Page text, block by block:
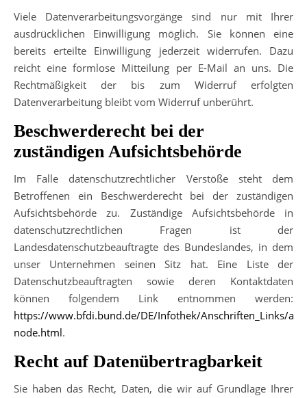
Viele Datenverarbeitungsvorgänge sind nur mit Ihrer
ausdrücklichen Einwilligung möglich. Sie können eine
bereits erteilte Einwilligung jederzeit widerrufen. Dazu
reicht eine formlose Mitteilung per E-Mail an uns. Die
Rechtmäßigkeit der bis zum Widerruf erfolgten
Datenverarbeitung bleibt vom Widerruf unberührt.
Beschwerderecht bei der
zuständigen Aufsichtsbehörde
Im Falle datenschutzrechtlicher Verstöße steht dem
Betroffenen ein Beschwerderecht bei der zuständigen
Aufsichtsbehörde zu. Zuständige Aufsichtsbehörde in
datenschutzrechtlichen Fragen ist der
Landesdatenschutzbeauftragte des Bundeslandes, in dem
unser Unternehmen seinen Sitz hat. Eine Liste der
Datenschutzbeauftragten sowie deren Kontaktdaten
können folgendem Link entnommen werden:
https://www.bfdi.bund.de/DE/Infothek/Anschriften_Links/
node.html.
Recht auf Datenübertragbarkeit
Sie haben das Recht, Daten, die wir auf Grundlage Ihrer